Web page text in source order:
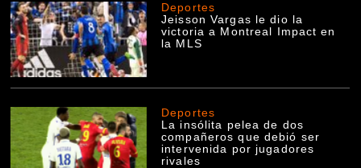
Deportes
Jeisson Vargas le dio la
victoria a Montreal Impact en
la MLS
Deportes
La insólita pelea de dos
compañeros que debió ser
intervenida por jugadores
rivales